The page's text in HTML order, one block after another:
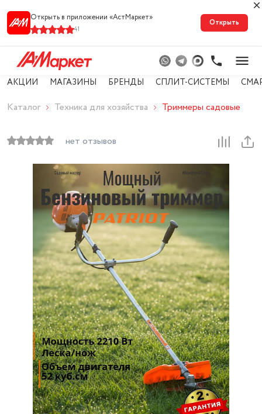
Открыть в приложении «АстМарке‪т‬»
41
Открыть
АКЦИИ МАГАЗИНЫ БРЕНДЫ СПЛИТ-СИСТЕМЫ
Каталог Техника для хозяйства Триммеры садовые
нет отзывов